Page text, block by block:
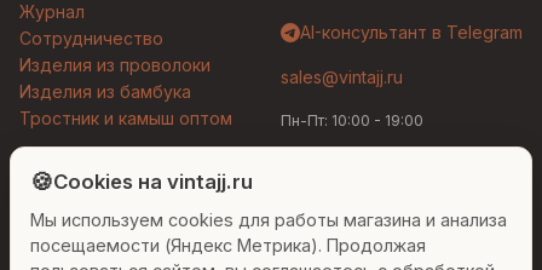
Журнал
Сотрудничество
Изделия из проволоки
Изделия из бамбука
Тростник и камыш оптом
AI-консультант в Telegram
sales@vintajj.ru
Пн-Пт: 10:00 - 19:00
© 2026 Vintajj. Все права защищены.
Договор оферты
Политика конфиденциальности
Согласие на обработку ПДн
Настройки cookies
🍪Cookies на vintajj.ru
Мы используем cookies для работы магазина и анализа
посещаемости (Яндекс Метрика). Продолжая
Людмила
Привет! Я Людмила, ваш персональный
консультант по декору. Чем могу помочь?